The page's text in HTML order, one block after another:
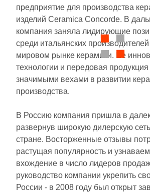
Размер, см
20x20
20x40
30x60
60x60
60x120
предприятие для производства
изделий Ceramica Concorde. В
компания заняла лидирующие
среди итальянских
мировом рынке керамики. Ее
технологии и передовая продукция
значимыми вехами в развитии
производства.
В Россию компания пришла в
развернув широкую дилерскую
стране. Восторженные отзывы
растущая популярность и
вхождение в число лидеров
руководство компании укрепить
России - в 2008 году был открыт